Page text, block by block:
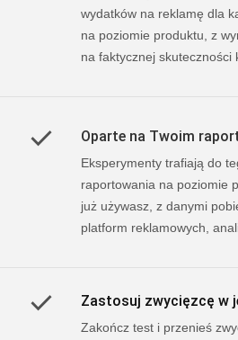
wydatków na reklamę dla
na poziomie produktu, z
na faktycznej skuteczności
Oparte na Twoim
Eksperymenty trafiają do
raportowania na poziomie
już używasz, z danymi
platform reklamowych,
Zastosuj zwycięzcę w
Zakończ test i przenieś